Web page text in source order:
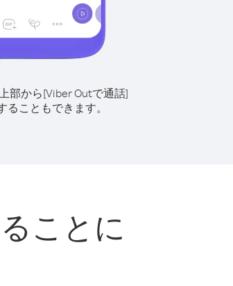
部から[Viber Outで通話]
ることもできます。
ことに